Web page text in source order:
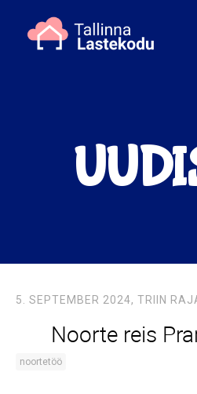
5. SEPTEMBER 2024, TRIIN
Noorte reis
noortetöö